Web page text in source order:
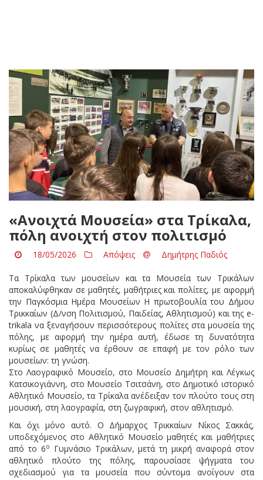
«Ανοιχτά Μουσεία» στα Τρίκαλα,
πόλη ανοιχτή στον πολιτισμό
18/05/2026 Απόψεις Δημήτρης Παδιός
Τα Τρίκαλα των μουσείων και τα Μουσεία των Τρικάλων
αποκαλύφθηκαν σε μαθητές, μαθήτριες και πολίτες, με αφορμή
την Παγκόσμια Ημέρα Μουσείων Η πρωτοβουλία του Δήμου
Τρικκαίων (Δ/νση Πολιτισμού, Παιδείας, Αθλητισμού) και της e-
trikala να ξεναγήσουν περισσότερους πολίτες στα μουσεία της
πόλης, με αφορμή την ημέρα αυτή, έδωσε τη δυνατότητα
κυρίως σε μαθητές να έρθουν σε επαφή με τον ρόλο των
μουσείων: τη γνώση.
Στο Λαογραφικό Μουσείο, στο Μουσείο Δημήτρη και Λέγκως
Κατσικογιάννη, στο Μουσείο Τσιτσάνη, στο Δημοτικό ιστορικό
Αθλητικό Μουσείο, τα Τρίκαλα ανέδειξαν τον πλούτο τους στη
μουσική, στη λαογραφία, στη ζωγραφική, στον αθλητισμό.
Και όχι μόνο αυτό. Ο Δήμαρχος Τρικκαίων Νίκος Σακκάς,
υποδεχόμενος στο Αθλητικό Μουσείο μαθητές και μαθήτριες
από το 6ο
Γυμνάσιο Τρικάλων, μετά τη μικρή αναφορά στον
αθλητικό πλούτο της πόλης, παρουσίασε ψήγματα του
σχεδιασμού για τα μουσεία που σύντομα ανοίγουν στα